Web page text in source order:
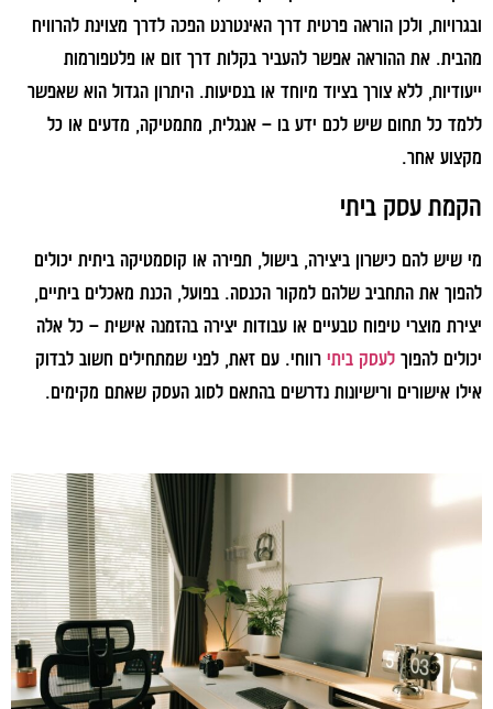
ובגרויות, ולכן הוראה פרטית דרך האינטרנט הפכה לדרך מצוינת להרוויח
מהבית. את ההוראה אפשר להעביר בקלות דרך זום או פלטפורמות
ייעודיות, ללא צורך בציוד מיוחד או בנסיעות. היתרון הגדול הוא שאפשר
ללמד כל תחום שיש לכם ידע בו – אנגלית, מתמטיקה, מדעים או כל
מקצוע אחר.
הקמת עסק ביתי
מי שיש להם כישרון ביצירה, בישול, תפירה או קוסמטיקה ביתית יכולים
להפוך את התחביב שלהם למקור הכנסה. בפועל, הכנת מאכלים ביתיים,
יצירת מוצרי טיפוח טבעיים או עבודות יצירה בהזמנה אישית – כל אלה
יכולים להפוך לעסק ביתי רווחי. עם זאת, לפני שמתחילים חשוב לבדוק
אילו אישורים ורישיונות נדרשים בהתאם לסוג העסק שאתם מקימים.